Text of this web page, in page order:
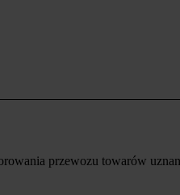
przewozu towarów